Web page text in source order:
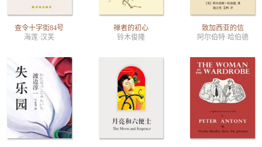
查令十字街84号
海莲·汉芙
禅者的初心
铃木俊隆
致加西亚的信
阿尔伯特·哈伯德